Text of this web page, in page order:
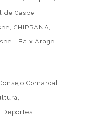
de Caspe
CHIPRANA
- Baix Arago
Comarcal
Deportes